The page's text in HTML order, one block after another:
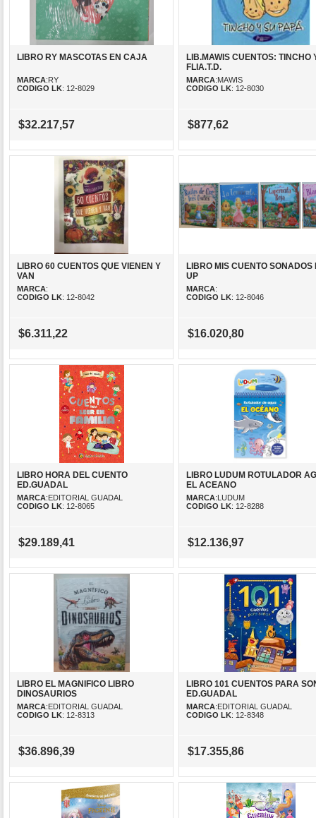
LIBRO RY MASCOTAS EN CAJA
MARCA:RY
CODIGO LK: 12-8029
$32.217,57
LIB.MAWIS CUENTOS: TINCHO
FLIA.T.D.
MARCA:MAWIS
CODIGO LK: 12-8030
$877,62
LIBRO 60 CUENTOS QUE VIENEN Y
VAN
MARCA:
CODIGO LK: 12-8042
$6.311,22
LIBRO MIS CUENTO SONADOS
UP
MARCA:
CODIGO LK: 12-8046
$16.020,80
LIBRO HORA DEL CUENTO
ED.GUADAL
MARCA:EDITORIAL GUADAL
CODIGO LK: 12-8065
$29.189,41
LIBRO LUDUM ROTULADOR
EL ACEANO
MARCA:LUDUM
CODIGO LK: 12-8288
$12.136,97
LIBRO EL MAGNIFICO LIBRO
DINOSAURIOS
MARCA:EDITORIAL GUADAL
CODIGO LK: 12-8313
$36.896,39
LIBRO 101 CUENTOS PARA
ED.GUADAL
MARCA:EDITORIAL GUADAL
CODIGO LK: 12-8348
$17.355,86